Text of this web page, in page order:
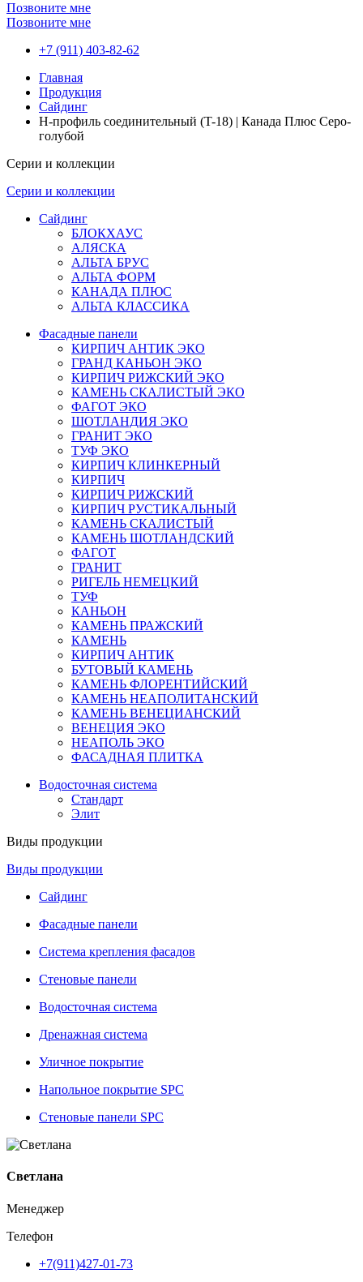
Позвоните мне
Позвоните мне
+7 (911) 403-82-62
Главная
Продукция
Сайдинг
H-профиль соединительный (T-18) | Канада Плюс Серо-
голубой
Серии и коллекции
Серии и коллекции
Сайдинг
БЛОКХАУС
АЛЯСКА
АЛЬТА БРУС
АЛЬТА ФОРМ
КАНАДА ПЛЮС
АЛЬТА КЛАССИКА
Фасадные панели
КИРПИЧ АНТИК ЭКО
ГРАНД КАНЬОН ЭКО
КИРПИЧ РИЖСКИЙ ЭКО
КАМЕНЬ СКАЛИСТЫЙ ЭКО
ФАГОТ ЭКО
ШОТЛАНДИЯ ЭКО
ГРАНИТ ЭКО
ТУФ ЭКО
КИРПИЧ КЛИНКЕРНЫЙ
КИРПИЧ
КИРПИЧ РИЖСКИЙ
КИРПИЧ РУСТИКАЛЬНЫЙ
КАМЕНЬ СКАЛИСТЫЙ
КАМЕНЬ ШОТЛАНДСКИЙ
ФАГОТ
ГРАНИТ
РИГЕЛЬ НЕМЕЦКИЙ
ТУФ
КАНЬОН
КАМЕНЬ ПРАЖСКИЙ
КАМЕНЬ
КИРПИЧ АНТИК
БУТОВЫЙ КАМЕНЬ
КАМЕНЬ ФЛОРЕНТИЙСКИЙ
КАМЕНЬ НЕАПОЛИТАНСКИЙ
КАМЕНЬ ВЕНЕЦИАНСКИЙ
ВЕНЕЦИЯ ЭКО
НЕАПОЛЬ ЭКО
ФАСАДНАЯ ПЛИТКА
Водосточная система
Стандарт
Элит
Виды продукции
Виды продукции
Сайдинг
Фасадные панели
Система крепления фасадов
Стеновые панели
Водосточная система
Дренажная система
Уличное покрытие
Напольное покрытие SPC
Стеновые панели SPC
Светлана
Менеджер
Телефон
+7(911)427-01-73